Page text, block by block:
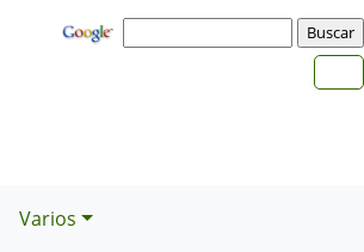
Varios